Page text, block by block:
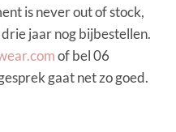
is never out of stock,
jaar nog bijbestellen.
of bel 06
gaat net zo goed.